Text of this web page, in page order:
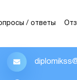
/ ответы